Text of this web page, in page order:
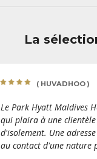
La
( HUVADHOO )
Le Park Hyatt Maldives
qui plaira à une
d'isolement. Une
au contact d'une nature